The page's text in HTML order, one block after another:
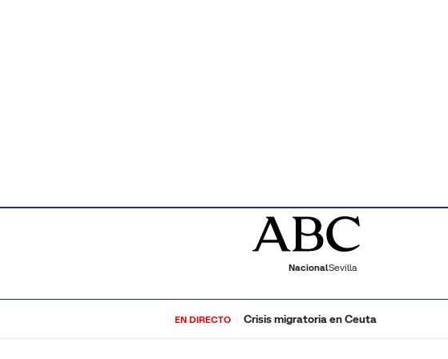
NacionalSevilla
EN DIRECTO Crisis migratoria en Ceuta